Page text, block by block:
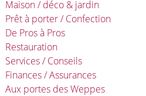
Maison / déco & jardin
Prêt à porter / Confection
De Pros à Pros
Restauration
Services / Conseils
Finances / Assurances
Aux portes des Weppes